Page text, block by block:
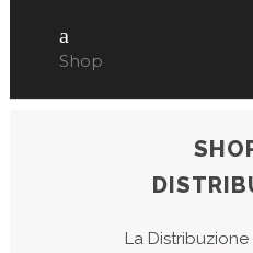
Shop
La Distribuzione